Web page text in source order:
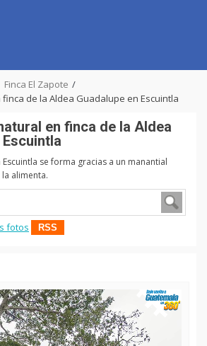
Finca El Zapote
de la Aldea Guadalupe en Escuintla
en finca de la Aldea
se forma gracias a un manantial
alimenta.
fotos RSS